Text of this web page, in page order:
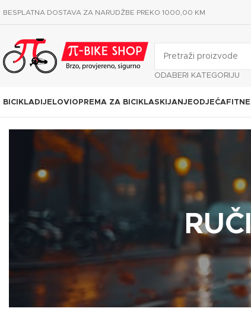
BESPLATNA DOSTAVA ZA NARUDŽBE PREKO 1000,00 KM
ODABERI KATEGORIJU
BICIKLA DIJELOVI OPREMA ZA BICIKLASKIJANJEODJEĆA